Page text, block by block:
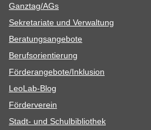
Ganztag/​​AGs
Sekre­ta­riate und Verwaltung
Bera­tungs­an­ge­bote
Berufs­ori­en­tie­rung
Förderangebote/​​Inklusion
Leo­Lab-Blog
För­der­ver­ein
Stadt- und Schulbibliothek